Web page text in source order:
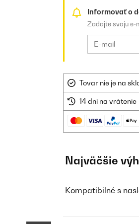
Informovať o
Zadajte svoju e-
Tovar nie je na
14 dní na vrátenie
Najväčšie
Kompatibilné s